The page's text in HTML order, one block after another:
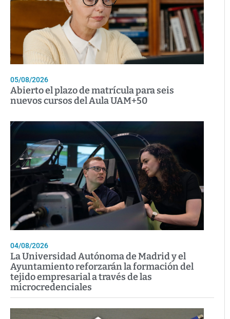
05/08/2026
Abierto el plazo de matrícula para seis
nuevos cursos del Aula UAM+50
04/08/2026
La Universidad Autónoma de Madrid y el
Ayuntamiento reforzarán la formación del
tejido empresarial a través de las
microcredenciales